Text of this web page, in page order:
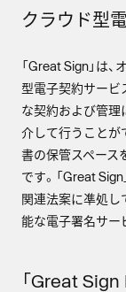
クラウド型
「Great Sign」は
型電子契約サービ
な契約および管理
介して行うことが
書の保管スペース
です。「Great
関連法案に凖処し
能な電子署名サー
「Great